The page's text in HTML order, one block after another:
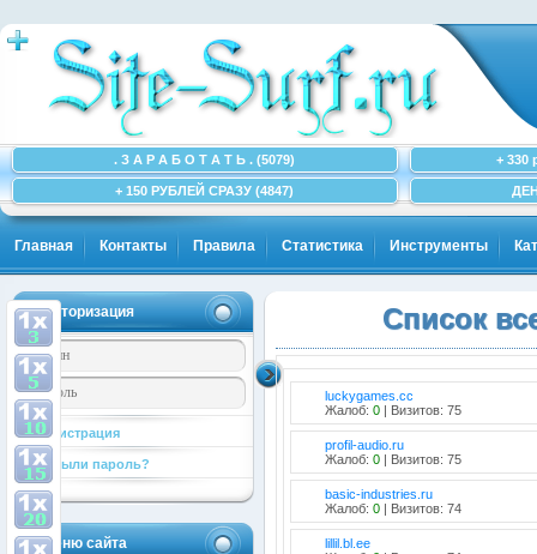
. З А Р А Б О Т А Т Ь . (5079) + 330
+ 150 РУБЛЕЙ СРАЗУ (4847)
Главная Контакты Правила Статистика Инструменты
Авторизация
Регистрация
Забыли пароль?
Меню сайта
Список
luckygames.cc
Жалоб: 0 | Визитов: 75
profil-audio.ru
Жалоб: 0 | Визитов: 75
basic-industries.ru
Жалоб: 0 | Визитов: 74
lillil.bl.ee